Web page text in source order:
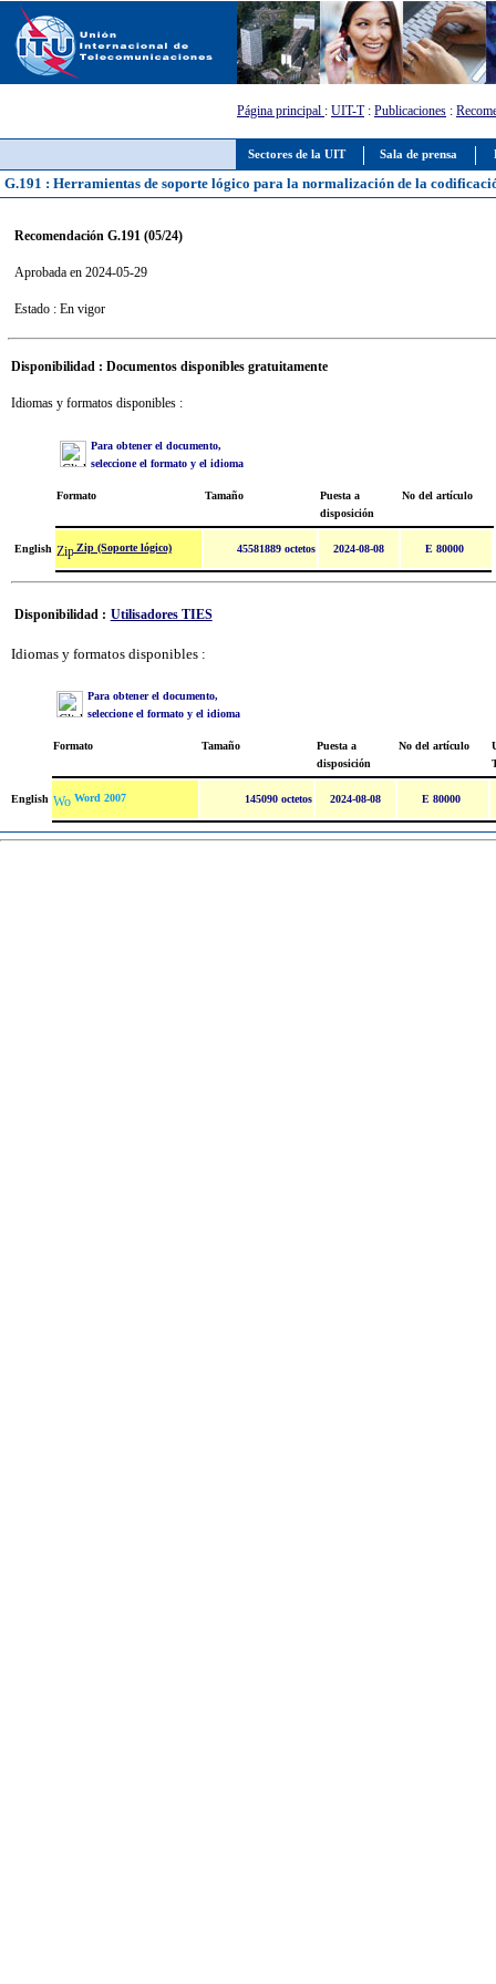
Sectores de la UIT Sala de prensa
Página principal : UIT-T: Publicaciones :
G.191 : Herramientas de soporte lógico para la normalización de la
Recomendación G.191 (05/24)
Aprobada en 2024-05-29
Estado : En vigor
Disponibilidad : Documentos disponibles gratuitamente
Idiomas y formatos disponibles :
Para obtener el documento,
seleccione el formato y el idioma
Formato Tamaño
Puesta a
disposición
No del artículo
English Zip (Soporte lógico) 45581889 octetos 2024-08-08 E 80000
Disponibilidad : Utilisadores TIES
Idiomas y formatos disponibles :
Para obtener el documento,
seleccione el formato y el idioma
Formato Tamaño
Puesta a
disposición
No del artículo
English Word 2007 145090 octetos 2024-08-08 E 80000